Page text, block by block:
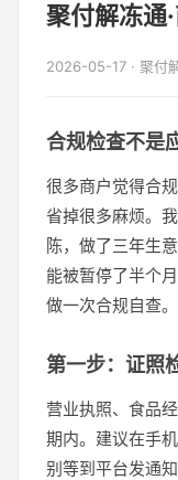
聚付解冻通
2026-05-17 · 聚付
合规检查不是
很多商户觉得合
省掉很多麻烦。
陈，做了三年生
能被暂停了半个
做一次合规自查。
第一步：证照
营业执照、食品
期内。建议在手
别等到平台发通